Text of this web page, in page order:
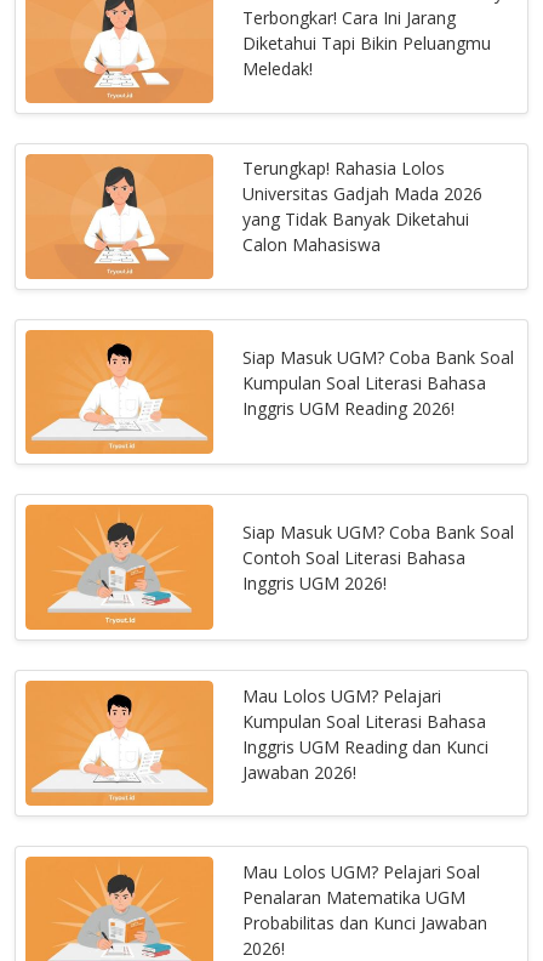
Terbongkar! Cara Ini Jarang
Diketahui Tapi Bikin Peluangmu
Meledak!
Terungkap! Rahasia Lolos
Universitas Gadjah Mada 2026
yang Tidak Banyak Diketahui
Calon Mahasiswa
Siap Masuk UGM? Coba Bank Soal
Kumpulan Soal Literasi Bahasa
Inggris UGM Reading 2026!
Siap Masuk UGM? Coba Bank Soal
Contoh Soal Literasi Bahasa
Inggris UGM 2026!
Mau Lolos UGM? Pelajari
Kumpulan Soal Literasi Bahasa
Inggris UGM Reading dan Kunci
Jawaban 2026!
Mau Lolos UGM? Pelajari Soal
Penalaran Matematika UGM
Probabilitas dan Kunci Jawaban
2026!